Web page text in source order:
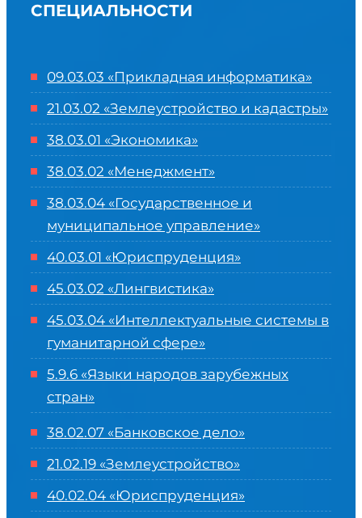
СПЕЦИАЛЬНОСТИ
09.03.03 «Прикладная информатика»
21.03.02 «Землеустройство и кадастры»
38.03.01 «Экономика»
38.03.02 «Менеджмент»
38.03.04 «Государственное и
муниципальное управление»
40.03.01 «Юриспруденция»
45.03.02 «Лингвистика»
45.03.04 «Интеллектуальные системы в
гуманитарной сфере»
5.9.6 «Языки народов зарубежных
стран»
38.02.07 «Банковское дело»
21.02.19 «Землеустройство»
40.02.04 «Юриспруденция»